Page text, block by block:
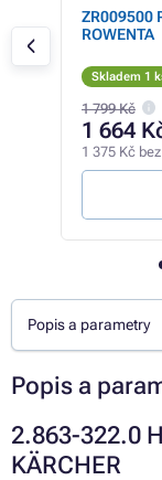
ZR009500
ROWENTA
Skladem 1
1 799 Kč
1 664
1 375 Kč
Popis a parametry
Popis a
2.863-322.0
KÄRCHER